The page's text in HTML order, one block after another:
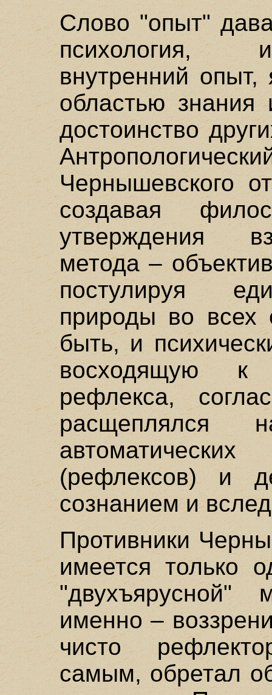
Слово "опыт"
психология,
внутренний опыт,
областью
достоинство
Чернышевского
создавая
утверждения
метода –
постулируя
природы во всех
быть, и
восходящую к
рефлекса,
(рефлексов) и
сознанием и
Противники
имеется только
"двухъярусной"
именно –
чисто
самым, обретал